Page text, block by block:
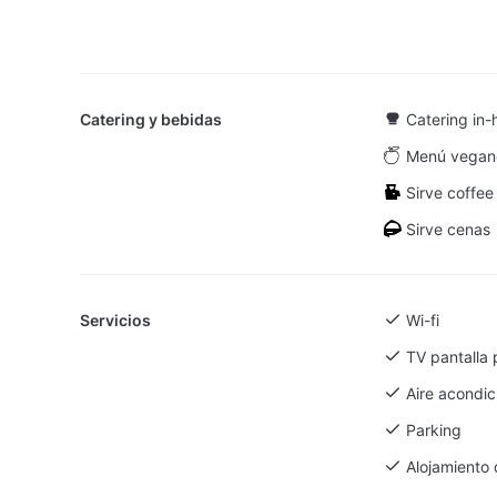
la celebración
y suPicasso
Sorolla
Sorolla +
Velázquez
Catering y bebidas Catering in-
Menú
Sirve
Sirve cenas
Servicios Wi-fi
TV pantalla
Aire
Parking
Alojamiento